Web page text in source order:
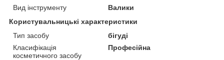
Вид інструменту
Валики
Користувальницькі характеристики
Тип засобу
бігуді
Класифікація
косметичного засобу
Професійна